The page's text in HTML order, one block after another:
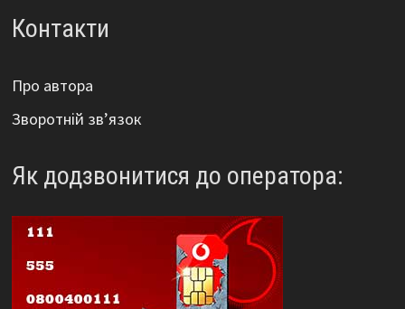
Контакти
Про автора
Зворотній зв’язок
Як додзвонитися до оператора: